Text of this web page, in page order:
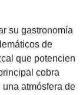
su gastronomía
de
que potencien
cobra
atmósfera de